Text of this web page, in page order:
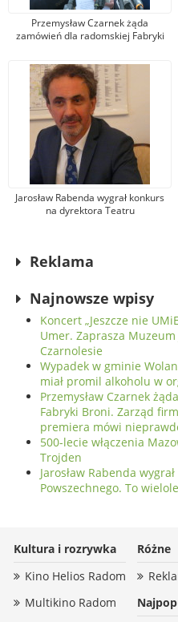
Przemysław Czarnek żąda
zamówień dla radomskiej Fabryki
kandydat na premiera mówi
nieprawdę
Jarosław Rabenda wygrał konkurs
na dyrektora Teatru
Reklama
Najnowsze wpisy
Koncert „Jeszcze nie
Umer. Zaprasza
Czarnolesie
Wypadek w gminie
miał promil alkoholu w
Przemysław Czarnek
Fabryki Broni. Zarząd
premiera mówi
500-lecie włączenia
Trojden
Jarosław Rabenda
Powszechnego. To
Kultura i rozrywka
Kino Helios Radom
Multikino Radom
Różne